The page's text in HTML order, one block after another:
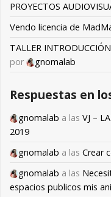
PROYECTOS
Vendo licencia de
TALLER
por
gnomalab
Respuestas en
gnomalab a las VJ –
2019
gnomalab a las Crear
gnomalab a las
espacios publicos mis